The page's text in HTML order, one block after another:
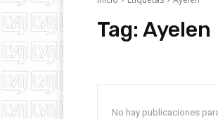
Tag: Ayelen
No hay publicaciones